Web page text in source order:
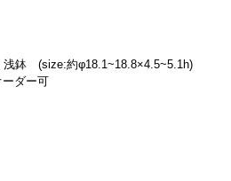
鉢　(size:約φ18.1~18.8×4.5~5.1h)
ダー可